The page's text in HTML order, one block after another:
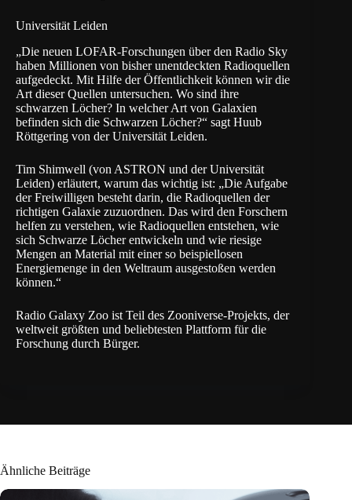
Universität Leiden
„Die neuen LOFAR-Forschungen über den Radio Sky
haben Millionen von bisher unentdeckten Radioquellen
aufgedeckt. Mit Hilfe der Öffentlichkeit können wir die
Art dieser Quellen untersuchen. Wo sind ihre
schwarzen Löcher? In welcher Art von Galaxien
befinden sich die Schwarzen Löcher?“ sagt Huub
Röttgering von der Universität Leiden.
Tim Shimwell (von ASTRON und der Universität
Leiden) erläutert, warum das wichtig ist: „Die Aufgabe
der Freiwilligen besteht darin, die Radioquellen der
richtigen Galaxie zuzuordnen. Das wird den Forschern
helfen zu verstehen, wie Radioquellen entstehen, wie
sich Schwarze Löcher entwickeln und wie riesige
Mengen an Material mit einer so beispiellosen
Energiemenge in den Weltraum ausgestoßen werden
können.“
Radio Galaxy Zoo ist Teil des Zooniverse-Projekts, der
weltweit größten und beliebtesten Plattform für die
Forschung durch Bürger.
Ähnliche Beiträge